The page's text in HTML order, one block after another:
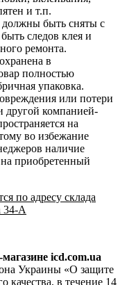
и т.п.
должны быть сняты с
следов клея и
ремонта.
в
полностью
упаковка.
или потери
другой компанией-
на
во избежание
наличие
приобретенный
по адресу склада
34-А
icd.com.ua
Украины «О защите
качества, в течение 14